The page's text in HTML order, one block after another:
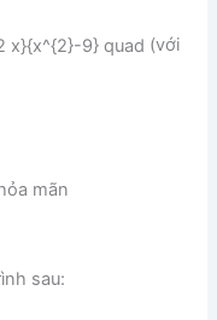
(với
mãn
sau: